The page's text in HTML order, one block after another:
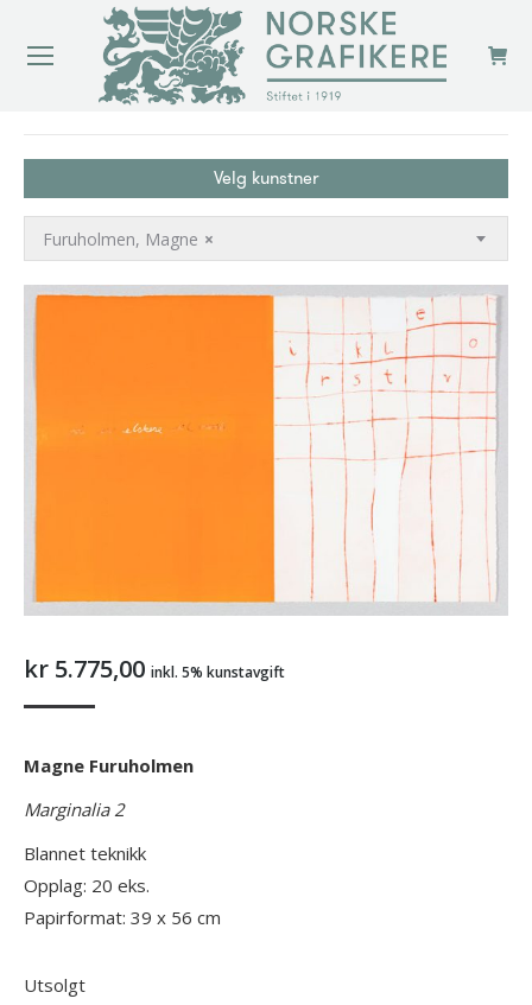
Velg kunstner
×
Furuholmen, Magne
kr 5.775,00 inkl. 5% kunstavgift
Magne Furuholmen
Marginalia 2
Blannet teknikk
Opplag: 20 eks.
Papirformat: 39 x 56 cm
Utsolgt